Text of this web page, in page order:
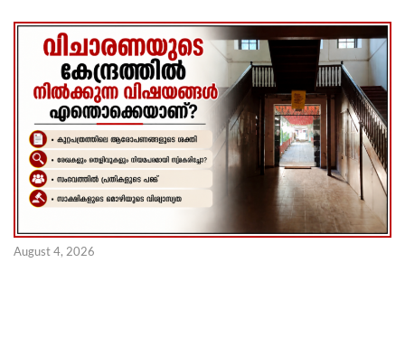
August 4, 2026